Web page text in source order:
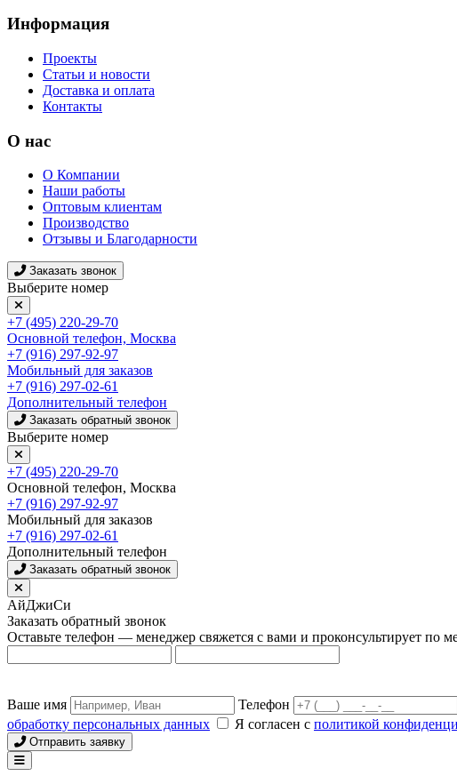
Информация
Проекты
Статьи и новости
Доставка и оплата
Контакты
О нас
О Компании
Наши работы
Оптовым клиентам
Производство
Отзывы и Благодарности
Заказать звонок
Выберите номер
+7 (495) 220-29-70
Основной телефон, Москва
+7 (916) 297-92-97
Мобильный для заказов
+7 (916) 297-02-61
Дополнительный телефон
Заказать обратный звонок
Выберите номер
+7 (495) 220-29-70
Основной телефон, Москва
+7 (916) 297-92-97
Мобильный для заказов
+7 (916) 297-02-61
Дополнительный телефон
Заказать обратный звонок
АйДжиСи
Заказать обратный звонок
Оставьте телефон — менеджер свяжется с вами и проконсультирует по
Ваше имя Телефон
обработку персональных данных
Я согласен с политикой
Отправить заявку